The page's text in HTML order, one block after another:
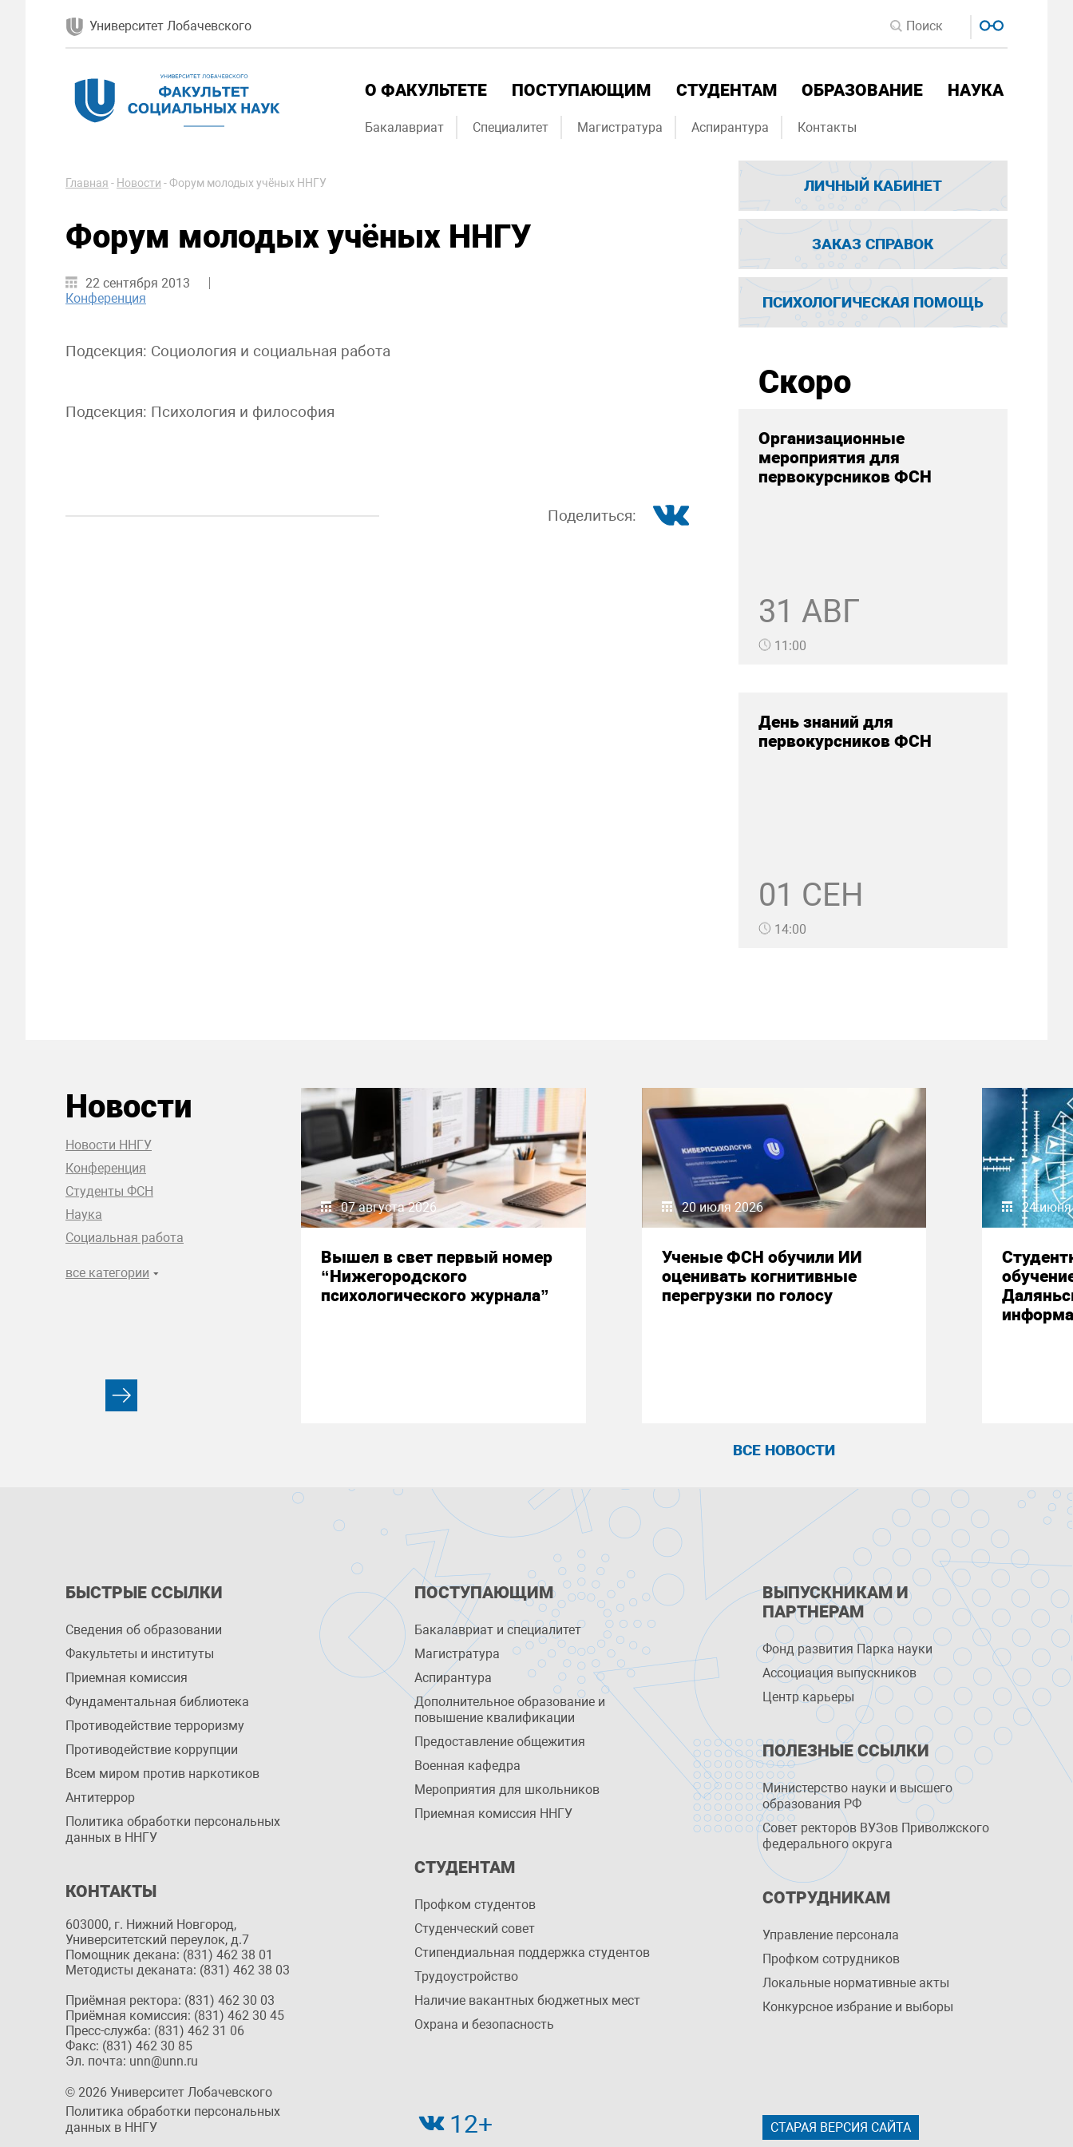
Университет Лобачевского
О ФАКУЛЬТЕТЕ ПОСТУПАЮЩИМ СТУДЕНТАМ ОБРАЗОВАНИЕ НАУКА
Бакалавриат Специалитет Магистратура Аспирантура Контакты
Главная - Новости -Форум молодых учёных ННГУ
Форум молодых учёных ННГУ
22 сентября 2013
Конференция
Подсекция: Социология и социальная работа
Подсекция: Психология и философия
Поделиться:
ЛИЧНЫЙ КАБИНЕТ
ЗАКАЗ СПРАВОК
ПСИХОЛОГИЧЕСКАЯ ПОМОЩЬ
Скоро
Организационные
мероприятия для
первокурсников ФСН
31 АВГ
11:00
День знаний для
первокурсников ФСН
01 СЕН
14:00
Новости
Новости ННГУ
Конференция
Студенты ФСН
Наука
Социальная работа
все категории
07 августа 2026
Вышел в свет первый номер
“Нижегородского
психологического журнала”
20 июля 2026
Ученые ФСН обучили ИИ
оценивать когнитивные
перегрузки по голосу
24
ВСЕ НОВОСТИ
БЫСТРЫЕ ССЫЛКИ
Сведения об образовании
Факультеты и институты
Приемная комиссия
Фундаментальная библиотека
Противодействие терроризму
Противодействие коррупции
Всем миром против наркотиков
Антитеррор
Политика обработки персональных
данных в ННГУ
КОНТАКТЫ
603000, г. Нижний Новгород,
Университетский переулок, д.7
Помощник декана: (831) 462 38 01
Методисты деканата: (831) 462 38 03
Приёмная ректора: (831) 462 30 03
Приёмная комиссия: (831) 462 30 45
Пресс-служба: (831) 462 31 06
Факс: (831) 462 30 85
Эл. почта: unn@unn.ru
ПОСТУПАЮЩИМ
Бакалавриат и специалитет
Магистратура
Аспирантура
Дополнительное образование и
повышение квалификации
Предоставление общежития
Военная кафедра
Мероприятия для школьников
Приемная комиссия ННГУ
СТУДЕНТАМ
Профком студентов
Студенческий совет
Стипендиальная поддержка студентов
Трудоустройство
Наличие вакантных бюджетных мест
Охрана и безопасность
ВЫПУСКНИКАМ И
ПАРТНЕРАМ
Фонд развития Парка науки
Ассоциация выпускников
Центр карьеры
ПОЛЕЗНЫЕ ССЫЛКИ
Министерство науки и высшего
образования РФ
Совет ректоров ВУЗов Приволжского
федерального округа
СОТРУДНИКАМ
Управление персоналa
Профком сотрудников
Локальные нормативные акты
Конкурсное избрание и выборы
© 2026 Университет Лобачевского
Политика обработки персональных
данных в ННГУ
12+ СТАРАЯ ВЕРСИЯ САЙТА